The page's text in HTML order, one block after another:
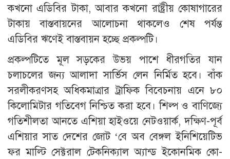
কখনো এডিবির টাকা, আবার কখনো রাষ্ট্রীয় কোষাগারের
টাকায় বাস্তবায়নের আলোচনা থাকলেও শেষ পর্যন্ত
এডিবির ঋণেই বাস্তবায়ন হচ্ছে প্রকল্পটি।
প্রকল্পটিতে মূল সড়কের উভয় পাশে ধীরগতির যান
চলাচলের জন্য আলাদা সার্ভিস লেন নির্মিত হবে। বাঁক
সরলীকরণসহ অধিকমাত্রার ট্রাফিক বিবেচনায় এনে ৮০
কিলোমিটার গতিবেগ নিশ্চিত করা হবে। শিল্প ও বাণিজ্যে
গতিশীলতা আনতে এশিয়া হাইওয়ে নেটওয়ার্ক, দক্ষিণ-পূর্ব
এশিয়ার সাত দেশের জোট ‘বে অব বেঙ্গল ইনিশিয়েটিভ
ফর মাল্টি সেক্টরাল টেকনিক্যাল অ্যান্ড ইকোনমিক কো-